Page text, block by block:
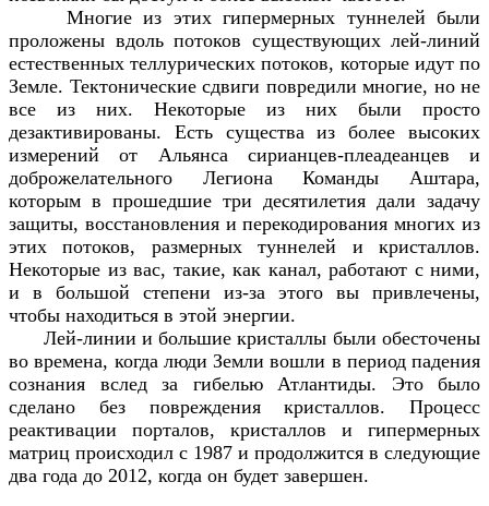
Многие из этих гипермерных туннелей были
проложены вдоль потоков существующих лей-линий
естественных теллурических потоков, которые идут по
Земле. Тектонические сдвиги повредили многие, но не
все из них. Некоторые из них были просто
дезактивированы. Есть существа из более высоких
измерений от Альянса сирианцев-плеадеанцев и
доброжелательного Легиона Команды Аштара,
которым в прошедшие три десятилетия дали задачу
защиты, восстановления и перекодирования многих из
этих потоков, размерных туннелей и кристаллов.
Некоторые из вас, такие, как канал, работают с ними,
и в большой степени из-за этого вы привлечены,
чтобы находиться в этой энергии.
Лей-линии и большие кристаллы были обесточены
во времена, когда люди Земли вошли в период падения
сознания вслед за гибелью Атлантиды. Это было
сделано без повреждения кристаллов. Процесс
реактивации порталов, кристаллов и гипермерных
матриц происходил с 1987 и продолжится в следующие
два года до 2012, когда он будет завершен.